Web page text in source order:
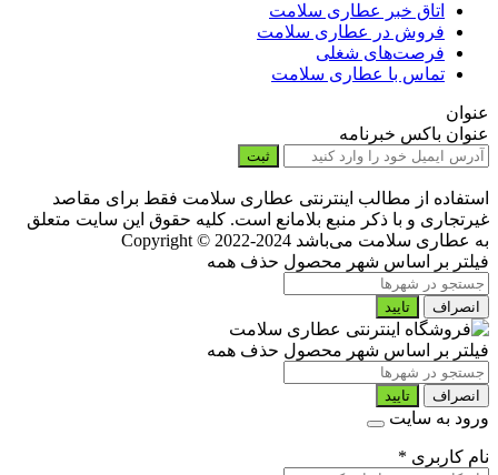
اتاق خبر عطاری سلامت
فروش در عطاری سلامت
فرصت‌های شغلی
تماس با عطاری سلامت
عنوان
عنوان باکس خبرنامه
ثبت
استفاده از مطالب اینترنتی عطاری سلامت فقط برای مقاصد
غیرتجاری و با ذکر منبع بلامانع است. کلیه حقوق این سایت متعلق
به عطاری سلامت می‌باشد Copyright © 2022-2024
فیلتر بر اساس شهر محصول حذف همه
انصراف تایید
فیلتر بر اساس شهر محصول حذف همه
انصراف تایید
ورود به سایت
نام کاربری *